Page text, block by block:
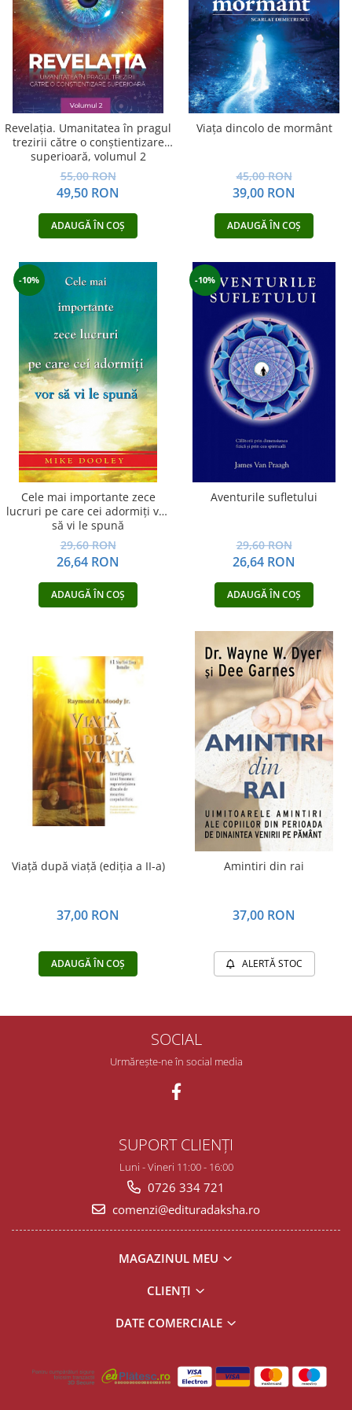
Astrologie
Știință
Seria Montauk
Mistere
Seria Chico Xavier
Seria Helena Blavatsky
Sănătate
Umor
Viata după moarte
Non-dualitate
Alimentație
Creștinism
Vindecare
Povestiri
Relații de cuplu
Erotism
Psihologie practică
Lumea îngerilor
Seria Masaru Emoto
Inspiraţie divină
Îngeri
Vindecare spirituală
Cristale
Supă de pui pentru suflet
Oracol
Spiritualitate şi ştiinţă
Fără categorie
Cunoaștere
Revelația. Umanitatea în pragul
trezirii către o conştientizare
superioară, volumul 2
55,00 RON
49,50 RON
ADAUGĂ ÎN COȘ
Viața dincolo de mormânt
45,00 RON
39,00 RON
ADAUGĂ ÎN COȘ
-10%
Cele mai importante zece
lucruri pe care cei adormiţi vor
să vi le spună
29,60 RON
26,64 RON
ADAUGĂ ÎN COȘ
-10%
Aventurile sufletului
29,60 RON
26,64 RON
ADAUGĂ ÎN COȘ
Viaţă după viaţă (ediţia a II-a)
37,00 RON
ADAUGĂ ÎN COȘ
Amintiri din rai
37,00 RON
ALERTĂ STOC
SOCIAL
Urmărește-ne în social media
SUPORT CLIENȚI
Luni - Vineri 11:00 - 16:00
0726 334 721
comenzi@edituradaksha.ro
MAGAZINUL MEU
CLIENȚI
DATE COMERCIALE